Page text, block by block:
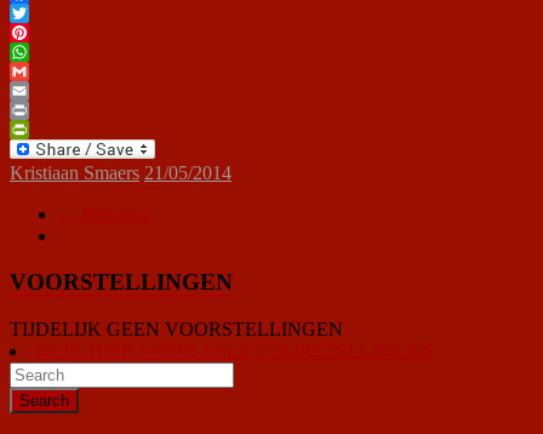
Facebook
Twitter
Pinterest
WhatsApp
Gmail
Email
Print
PrintFriendly
Kristiaan Smaers 21/05/2014
VOORSTELLINGEN
TIJDELIJK GEEN VOORSTELLINGEN